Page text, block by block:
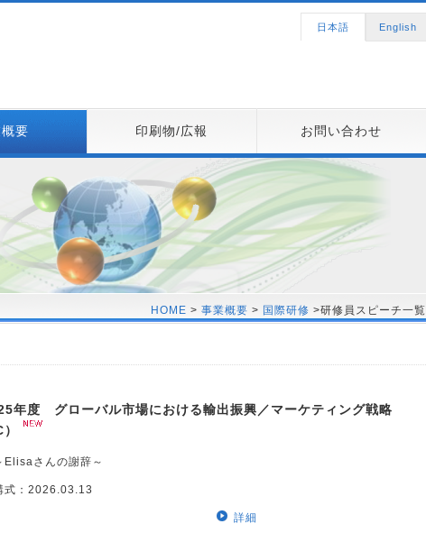
日本語 English
要 印刷物/広報 お問い合わせ
HOME > 事業概要 > 国際研修 >研修員スピーチ一覧
年度 グローバル市場における輸出振興／マーケティング戦略
）
さんの謝辞～
式：2026.03.13
詳細